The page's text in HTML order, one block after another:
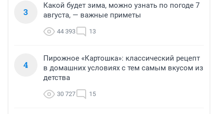
3
Какой будет зима, можно узнать по погоде 7
августа, — важные приметы
44 393 13
4
Пирожное «Картошка»: классический рецепт
в домашних условиях с тем самым вкусом из
детства
30 727 15